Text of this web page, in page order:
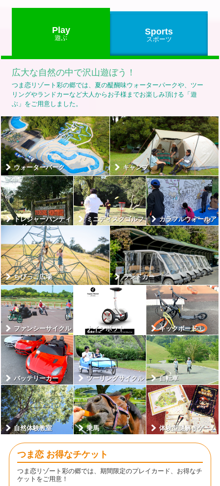
Play
遊ぶ
Sports
スポーツ
広大な自然の中で沢山遊ぼう！
つま恋リゾート彩の郷では、夏の醍醐味ウォーターパークや、ツー
リングやランドカーなど大人からお子様までお楽しみ頂ける「遊
ぶ」をご用意しました。
ウォーターパーク キャンプ
トレジャーハンティ
ング
ミニディスクゴルフ
カラフルウォールア
ート
ちびっこ広場 ランドカー
ファンシーサイクル ナインボット キックボード
バッテリーカー ツーリングサイクル 自転車
自然体験教室 乗馬 体験型謎解きゲーム
つま恋 お得なチケット
つま恋リゾート彩の郷では、期間限定のプレイカード、お得なチ
ケットをご用意！